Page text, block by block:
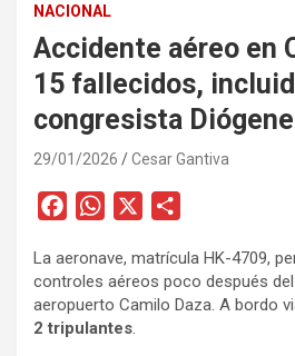
NACIONAL
Accidente aéreo en
15 fallecidos,
congresista
29/01/2026 Cesar Gantiva
c
e
b
W
a
t
s
m
p
La aeronave, matrícula HK-4709,
controles aéreos poco después
aeropuerto Camilo Daza. A bordo
2 tripulantes.